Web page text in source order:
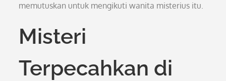
memutuskan untuk mengikuti wanita misterius itu.
Misteri
Terpecahkan di